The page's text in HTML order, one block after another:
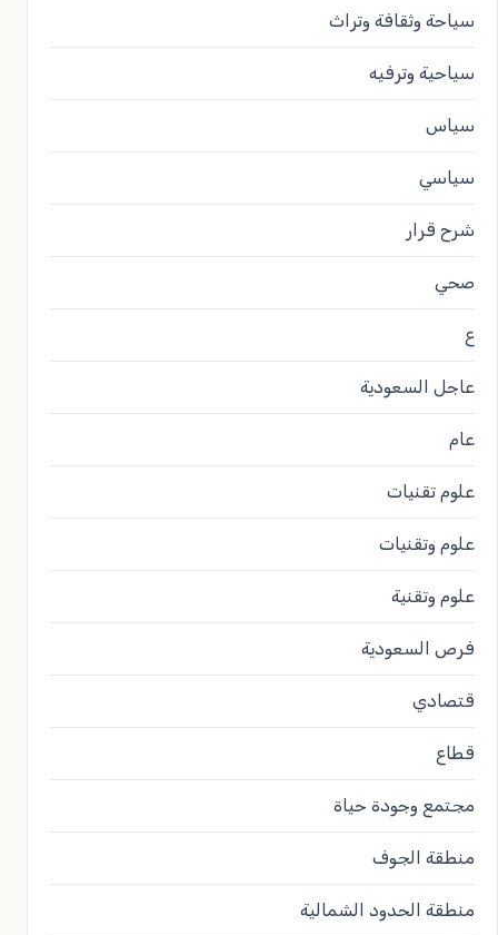
سياحة وثقافة وتراث
سياحية وترفيه
سياس
سياسي
شرح قرار
صحي
ع
عاجل السعودية
عام
علوم تقنيات
علوم وتقنيات
علوم وتقنية
فرص السعودية
قتصادي
قطاع
مجتمع وجودة حياة
منطقة الجوف
منطقة الحدود الشمالية